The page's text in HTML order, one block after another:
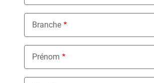
Branche
Nothing selected
Prénom